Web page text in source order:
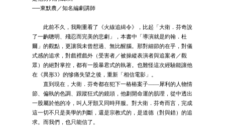
──東默農／知名編劇講師
此前不久，我剛重看了《火線追緝令》，比起「大衛．芬奇說
了一齣聰明、殘忍而完美的悲劇」，本書中「導演就是約翰．杜
爾」的觀點，更讓我未曾想過、無比醒腦。那對細節的在乎，對儀
式感的追求，對戲裡戲外（受害者／被操縱表演者與追案者／觀
眾）的絕對掌控，都有一股暴君式的執著。也難怪這次經驗能讓他
在《異形3》的慘痛失望之後，重新「相信電影」。
直到現在，大衛．芬奇都在犯下一樁樁案子——犀利的人物情
節、偏執的色調、跟蹤狂式的鏡頭，他劃開命運的肌理，從中透出
一股屬於他的冷，叫人牙顫又同時拜服。對大衛．芬奇而言，完成
這一切不只是美學的判斷，還是宗教式的，是道德（對與錯）的追
求。而我們，也只能信了。